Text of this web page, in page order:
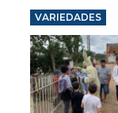
VARIEDADES